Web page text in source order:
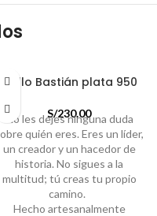
Anillo Bastián plata 950
S/230.00
No les dejes ninguna duda
quién eres. Eres un líder,
un creador y un hacedor de
historia. No sigues a la
multitud; tú creas tu propio
camino.
Hecho artesanalmente